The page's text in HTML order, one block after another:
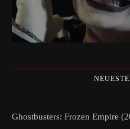
Ghostbusters: Frozen Empire